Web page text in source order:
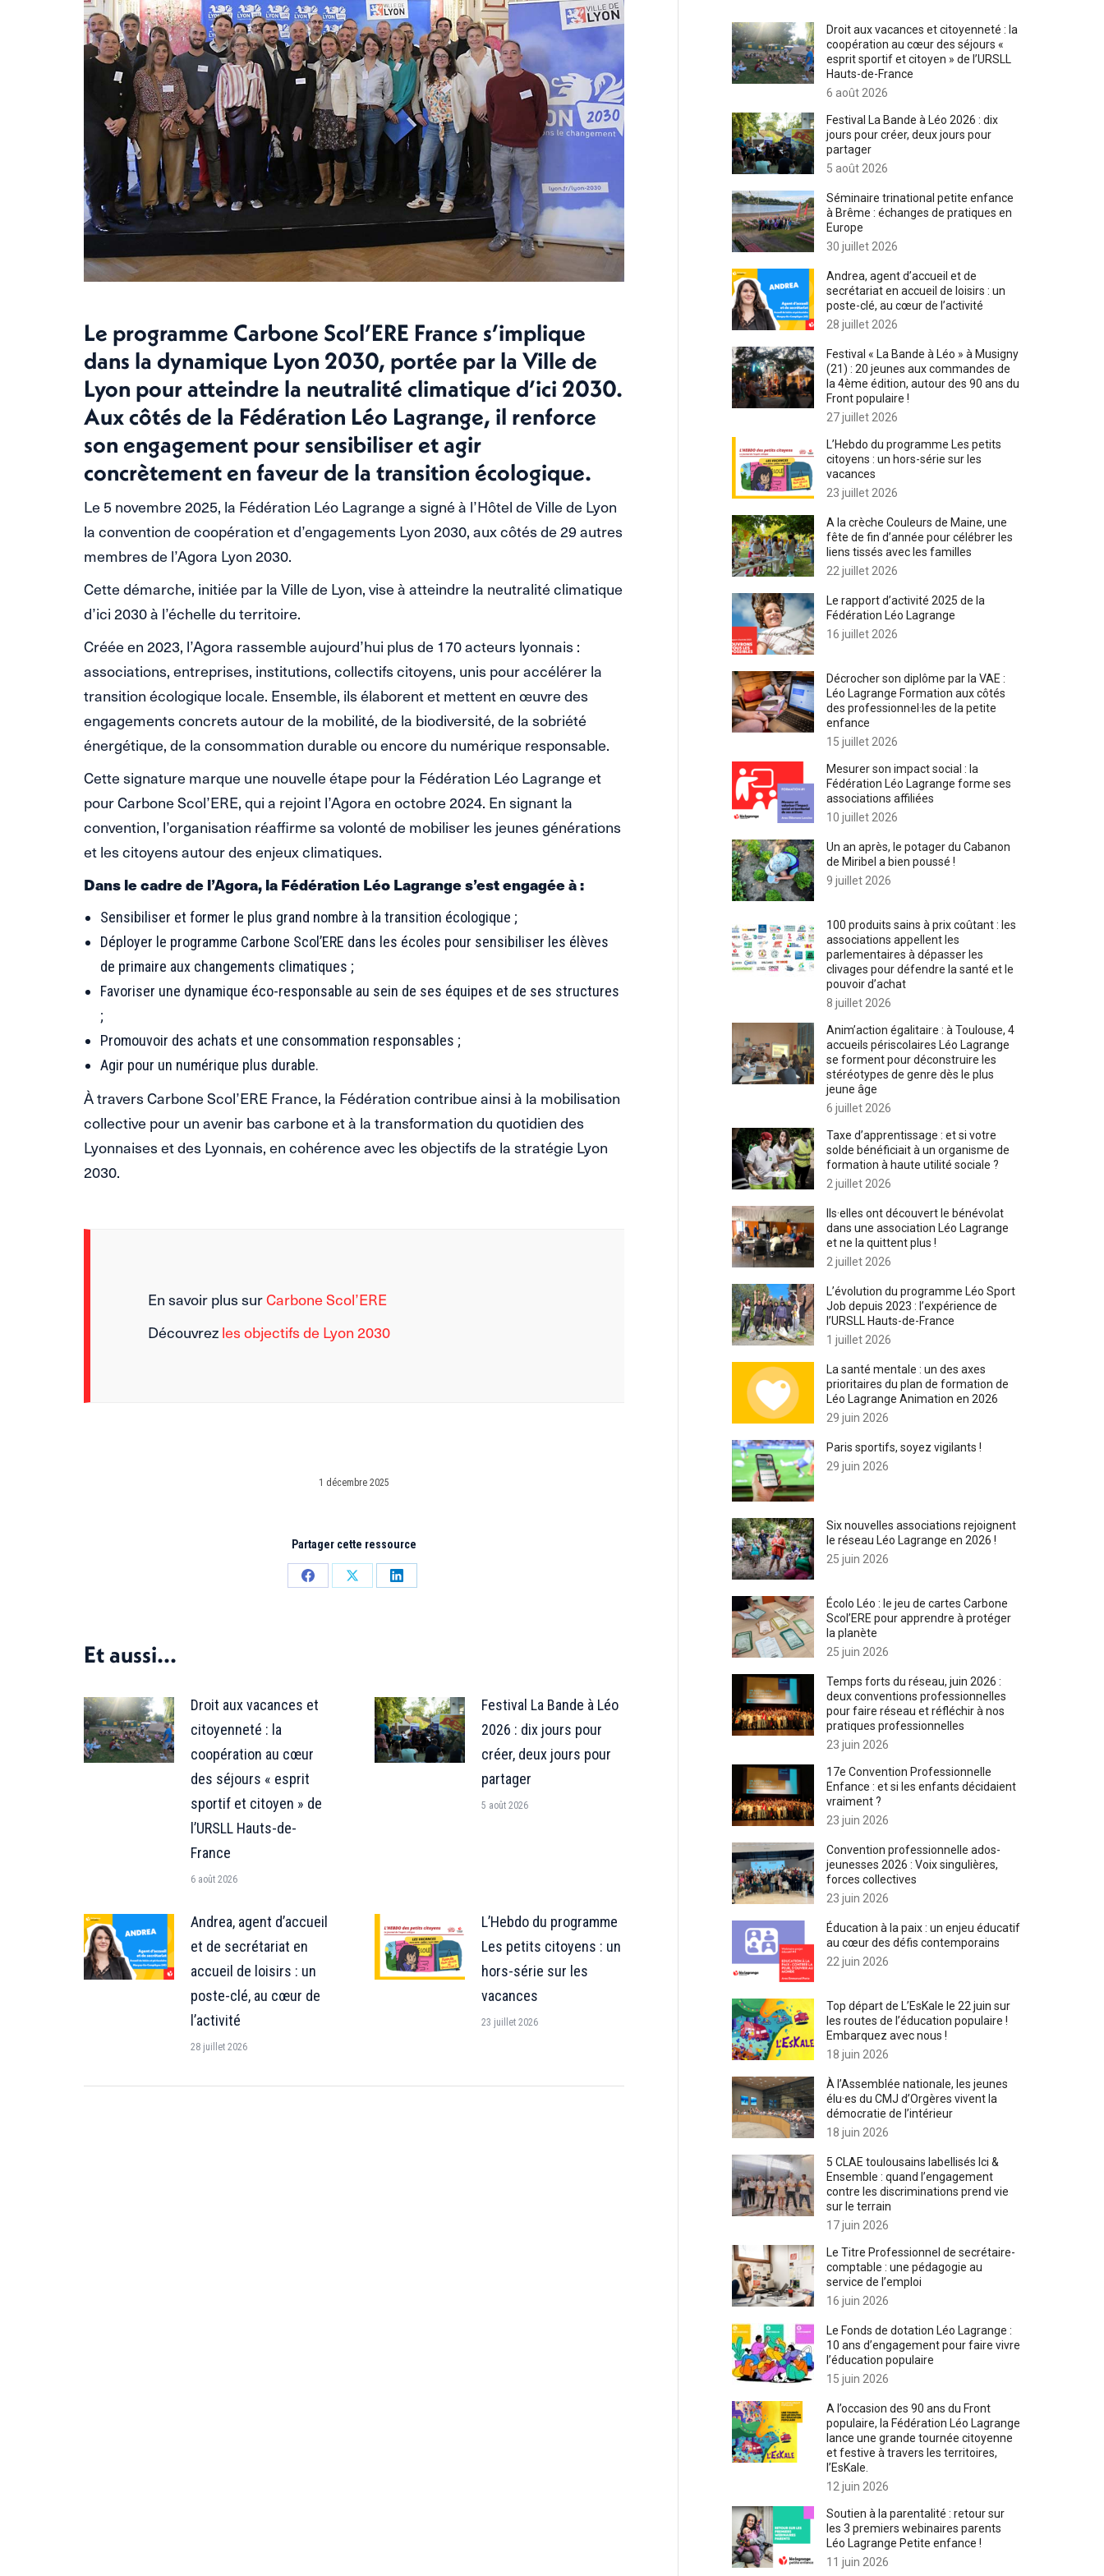
Le programme Carbone Scol’ERE France s’implique
dans la dynamique Lyon 2030, portée par la Ville de
Lyon pour atteindre la neutralité climatique d’ici 2030.
Aux côtés de la Fédération Léo Lagrange, il renforce
son engagement pour sensibiliser et agir
concrètement en faveur de la transition écologique.
Le 5 novembre 2025, la Fédération Léo Lagrange a signé à l’Hôtel de Ville de Lyon
la convention de coopération et d’engagements Lyon 2030, aux côtés de 29 autres
membres de l’Agora Lyon 2030.
Cette démarche, initiée par la Ville de Lyon, vise à atteindre la neutralité climatique
d’ici 2030 à l’échelle du territoire.
Créée en 2023, l’Agora rassemble aujourd’hui plus de 170 acteurs lyonnais :
associations, entreprises, institutions, collectifs citoyens, unis pour accélérer la
transition écologique locale. Ensemble, ils élaborent et mettent en œuvre des
engagements concrets autour de la mobilité, de la biodiversité, de la sobriété
énergétique, de la consommation durable ou encore du numérique responsable.
Cette signature marque une nouvelle étape pour la Fédération Léo Lagrange et
pour Carbone Scol’ERE, qui a rejoint l’Agora en octobre 2024. En signant la
convention, l’organisation réaffirme sa volonté de mobiliser les jeunes générations
et les citoyens autour des enjeux climatiques.
Dans le cadre de l’Agora, la Fédération Léo Lagrange s’est engagée à :
Sensibiliser et former le plus grand nombre à la transition écologique ;
Déployer le programme Carbone Scol’ERE dans les écoles pour sensibiliser les élèves
de primaire aux changements climatiques ;
Favoriser une dynamique éco-responsable au sein de ses équipes et de ses structures
;
Promouvoir des achats et une consommation responsables ;
Agir pour un numérique plus durable.
À travers Carbone Scol’ERE France, la Fédération contribue ainsi à la mobilisation
collective pour un avenir bas carbone et à la transformation du quotidien des
Lyonnaises et des Lyonnais, en cohérence avec les objectifs de la stratégie Lyon
2030.
En savoir plus surCarbone Scol’ERE
Découvrez les objectifs de Lyon 2030
1 décembre 2025
Partager cette ressource
PartagerPartagerPartager
Et aussi...
Droit aux vacances et
citoyenneté : la
coopération au cœur
des séjours « esprit
sportif et citoyen » de
l’URSLL Hauts-de-
France
6 août 2026
Festival La Bande à Léo
2026 : dix jours pour
créer, deux jours pour
partager
5 août 2026
Andrea, agent d’accueil
et de secrétariat en
accueil de loisirs : un
poste-clé, au cœur de
l’activité
28 juillet 2026
L’Hebdo du programme
Les petits citoyens : un
hors-série sur les
vacances
23 juillet 2026
Droit aux vacances et citoyenneté : la
coopération au cœur des séjours «
esprit sportif et citoyen » de l’URSLL
Hauts-de-France
6 août 2026
Festival La Bande à Léo 2026 : dix
jours pour créer, deux jours pour
partager
5 août 2026
Séminaire trinational petite enfance
à Brême : échanges de pratiques en
Europe
30 juillet 2026
Andrea, agent d’accueil et de
secrétariat en accueil de loisirs : un
poste-clé, au cœur de l’activité
28 juillet 2026
Festival « La Bande à Léo » à Musigny
(21) : 20 jeunes aux commandes de
la 4ème édition, autour des 90 ans du
Front populaire !
27 juillet 2026
L’Hebdo du programme Les petits
citoyens : un hors-série sur les
vacances
23 juillet 2026
A la crèche Couleurs de Maine, une
fête de fin d’année pour célébrer les
liens tissés avec les familles
22 juillet 2026
Le rapport d’activité 2025 de la
Fédération Léo Lagrange
16 juillet 2026
Décrocher son diplôme par la VAE :
Léo Lagrange Formation aux côtés
des professionnel·les de la petite
enfance
15 juillet 2026
Mesurer son impact social : la
Fédération Léo Lagrange forme ses
associations affiliées
10 juillet 2026
Un an après, le potager du Cabanon
de Miribel a bien poussé !
9 juillet 2026
100 produits sains à prix coûtant : les
associations appellent les
parlementaires à dépasser les
clivages pour défendre la santé et le
pouvoir d’achat
8 juillet 2026
Anim’action égalitaire : à Toulouse, 4
accueils périscolaires Léo Lagrange
se forment pour déconstruire les
stéréotypes de genre dès le plus
jeune âge
6 juillet 2026
Taxe d’apprentissage : et si votre
solde bénéficiait à un organisme de
formation à haute utilité sociale ?
2 juillet 2026
Ils·elles ont découvert le bénévolat
dans une association Léo Lagrange
et ne la quittent plus !
2 juillet 2026
L’évolution du programme Léo Sport
Job depuis 2023 : l’expérience de
l’URSLL Hauts-de-France
1 juillet 2026
La santé mentale : un des axes
prioritaires du plan de formation de
Léo Lagrange Animation en 2026
29 juin 2026
Paris sportifs, soyez vigilants !
29 juin 2026
Six nouvelles associations rejoignent
le réseau Léo Lagrange en 2026 !
25 juin 2026
Écolo Léo : le jeu de cartes Carbone
Scol’ERE pour apprendre à protéger
la planète
25 juin 2026
Temps forts du réseau, juin 2026 :
deux conventions professionnelles
pour faire réseau et réfléchir à nos
pratiques professionnelles
23 juin 2026
17e Convention Professionnelle
Enfance : et si les enfants décidaient
vraiment ?
23 juin 2026
Convention professionnelle ados-
jeunesses 2026 : Voix singulières,
forces collectives
23 juin 2026
Éducation à la paix : un enjeu éducatif
au cœur des défis contemporains
22 juin 2026
Top départ de L’EsKale le 22 juin sur
les routes de l’éducation populaire !
Embarquez avec nous !
18 juin 2026
À l’Assemblée nationale, les jeunes
élu·es du CMJ d’Orgères vivent la
démocratie de l’intérieur
18 juin 2026
5 CLAE toulousains labellisés Ici &
Ensemble : quand l’engagement
contre les discriminations prend vie
sur le terrain
17 juin 2026
Le Titre Professionnel de secrétaire-
comptable : une pédagogie au
service de l’emploi
16 juin 2026
Le Fonds de dotation Léo Lagrange :
10 ans d’engagement pour faire vivre
l’éducation populaire
15 juin 2026
A l’occasion des 90 ans du Front
populaire, la Fédération Léo Lagrange
lance une grande tournée citoyenne
et festive à travers les territoires,
l’EsKale.
12 juin 2026
Soutien à la parentalité : retour sur
les 3 premiers webinaires parents
Léo Lagrange Petite enfance !
11 juin 2026